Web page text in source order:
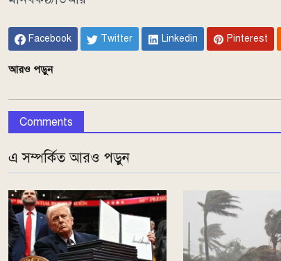
Facebook Twitter Linkedin Pinterest
আরও পড়ুন
Comments
এ সম্পর্কিত আরও পড়ুন